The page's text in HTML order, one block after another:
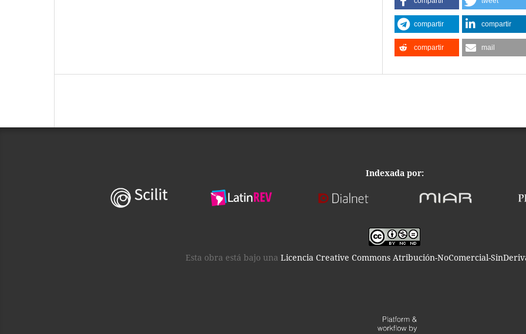
compartir compartir
compartir mail
Indexada por:
Esta obra está bajo una Licencia Creative Commons Atribución-NoComercial-